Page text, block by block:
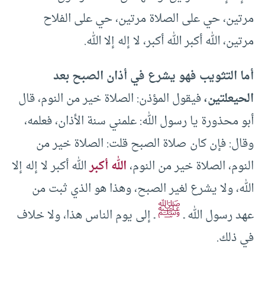
مرتين، حي على الصلاة مرتين، حي على الفلاح
مرتين، الله أكبر الله أكبر، لا إله إلا الله.
أما التثويب فهو يشرع في أذان الصبح بعد
الحيعلتين،فيقول المؤذن: الصلاة خير من النوم، قال
أبو محذورة يا رسول الله: علمني سنة الأذان، فعلمه،
وقال: فإن كان صلاة الصبح قلت: الصلاة خير من
النوم، الصلاة خير من النوم،الله أكبرالله أكبر لا إله إلا
الله، ولا يشرع لغير الصبح، وهذا هو الذي ثبت من
عهد رسول الله ـﷺـ إلى يوم الناس هذا، ولا خلاف
في ذلك.